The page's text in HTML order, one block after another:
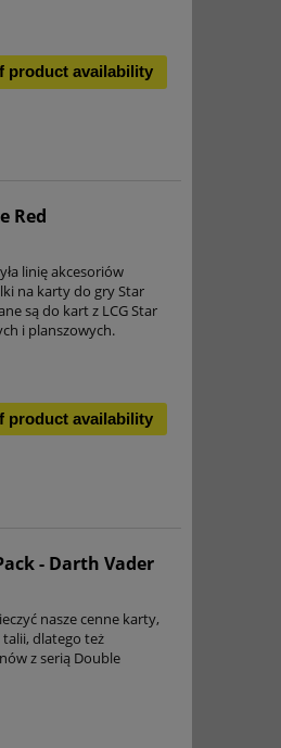
product availability
Red
linię akcesoriów
na karty do gry Star
są do kart z LCG Star
i planszowych.
product availability
- Darth Vader
nasze cenne karty,
talii, dlatego też
z serią Double